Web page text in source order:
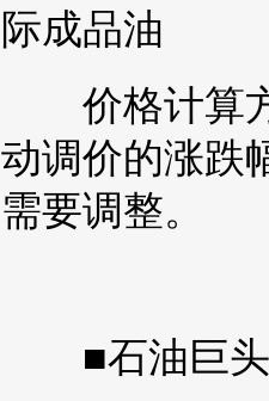
际成品油
价格计算
动调价的涨跌
需要调整。
■石油巨头